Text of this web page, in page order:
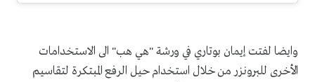
وايضا لفتت إيمان بوتاري في ورشة "هي هب" الى الاستخدامات
الأخرى للبرونزر من خلال استخدام حيل الرفع المبتكرة لتقاسيم